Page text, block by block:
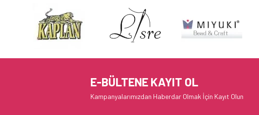
E-BÜLTENE KAYIT OL
Kampanyalarımızdan Haberdar Olmak İçin Kayıt Olun